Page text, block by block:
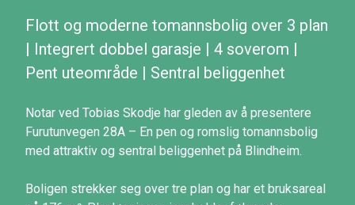
Flott og moderne tomannsbolig over 3 plan
| Integrert dobbel garasje | 4 soverom |
Pent uteområde | Sentral beliggenhet
Notar ved Tobias Skodje har gleden av å presentere
Furutunvegen 28A – En pen og romslig tomannsbolig
med attraktiv og sentral beliggenhet på Blindheim.
Boligen strekker seg over tre plan og har et bruksareal